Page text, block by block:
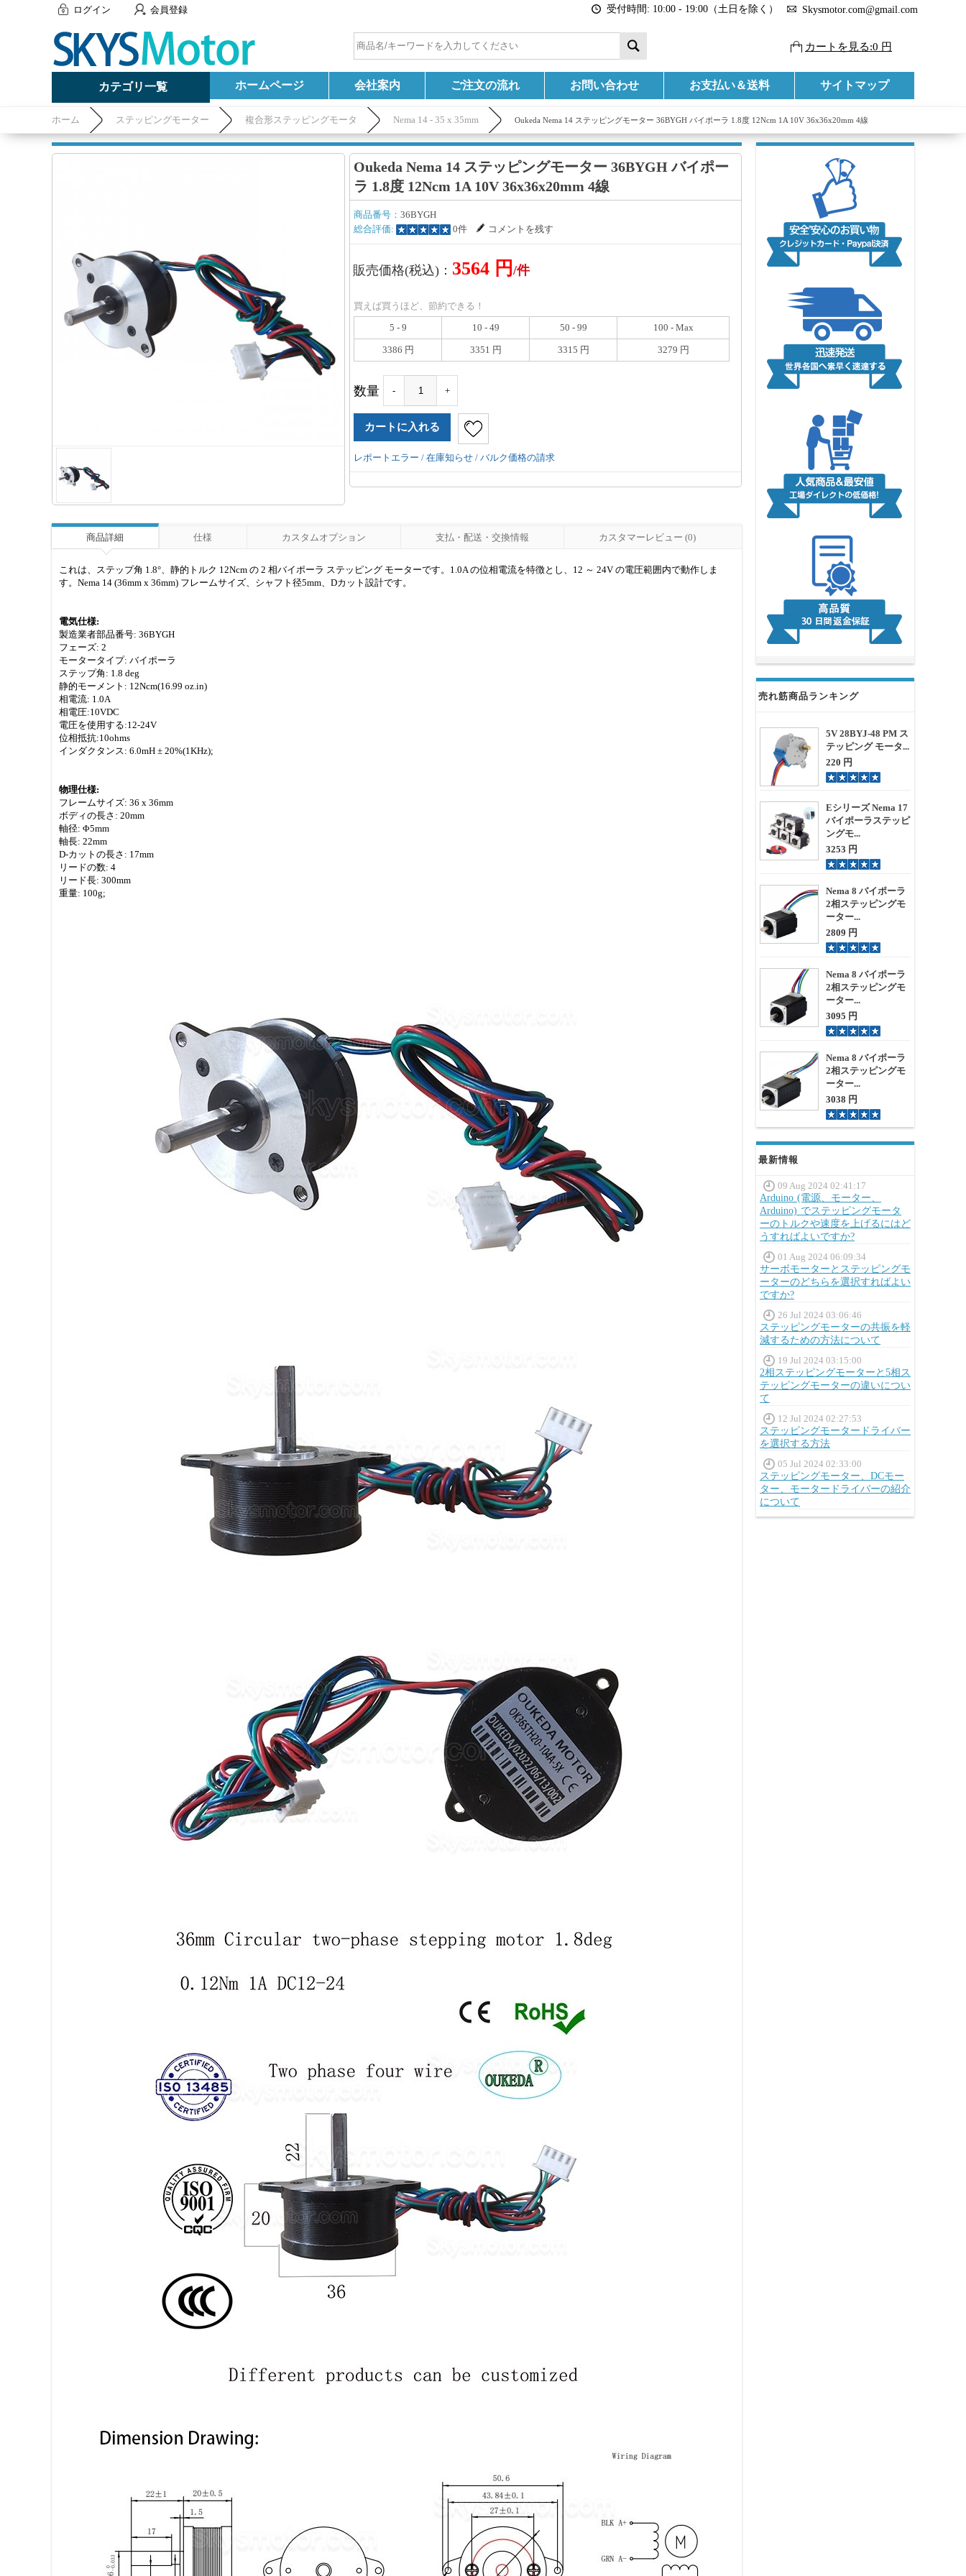
ログイン 会員登録 受付時間: 10:00 - 19:00（土日を除く） Skysmotor.com@gmail.com
カートを見る:0 円
カテゴリ一覧 ホームページ 会社案内 ご注文の流れ お問い合わせ お支払い＆送料 サイトマップ
ホーム ステッピングモーター 複合形ステッピングモータ Nema 14 - 35 x 35mm Oukeda Nema 14 ステッピングモーター 36BYGH バイポーラ 1.8度 12Ncm 1A 10V 36x36x20mm 4線
売れ筋商品ランキング
5V 28BYJ-48 PM ス
テッピング モータ...
220 円
Eシリーズ Nema 17
バイポーラステッピ
ングモ...
3253 円
Nema 8 バイポーラ
2相ステッピングモ
ーター...
2809 円
Nema 8 バイポーラ
2相ステッピングモ
ーター...
3095 円
Nema 8 バイポーラ
2相ステッピングモ
ーター...
3038 円
最新情報
09 Aug 2024 02:41:17
Arduino (電源、モーター、
Arduino) でステッピングモータ
ーのトルクや速度を上げるにはど
うすればよいですか?
01 Aug 2024 06:09:34
サーボモーターとステッピングモ
ーターのどちらを選択すればよい
ですか?
26 Jul 2024 03:06:46
ステッピングモーターの共振を軽
減するための方法について
19 Jul 2024 03:15:00
2相ステッピングモーターと5相ス
テッピングモーターの違いについ
て
12 Jul 2024 02:27:53
ステッピングモータードライバー
を選択する方法
05 Jul 2024 02:33:00
ステッピングモーター、DCモー
ター、モータードライバーの紹介
について
Oukeda Nema 14 ステッピングモーター 36BYGH バイポー
ラ 1.8度 12Ncm 1A 10V 36x36x20mm 4線
商品番号： 36BYGH
総合評価:
0件 コメントを残す
販売価格(税込)： 3564 円 /件
買えば買うほど、節約できる！
5 - 9
10 - 49 50 - 99 100 - Max
3386 円 3351 円 3315 円 3279 円
数量 - +
レポートエラー / 在庫知らせ / バルク価格の請求
商品詳細 仕様 カスタムオプション 支払・配送・交換情報 カスタマーレビュー (0)
これは、ステップ角 1.8°、静的トルク 12Ncm の 2 相バイポーラ ステッピング モーターです。1.0A の位相電流を特徴とし、12 ～ 24V の電圧範囲内で動作しま
す。Nema 14 (36mm x 36mm) フレームサイズ、シャフト径5mm、Dカット設計です。
電気仕様:
製造業者部品番号: 36BYGH
フェーズ: 2
モータータイプ: バイポーラ
ステップ角: 1.8 deg
静的モーメント: 12Ncm(16.99 oz.in)
相電流: 1.0A
相電圧:10VDC
電圧を使用する:12-24V
位相抵抗:10ohms
インダクタンス: 6.0mH ± 20%(1KHz);
物理仕様:
フレームサイズ: 36 x 36mm
ボディの長さ: 20mm
軸径: Φ5mm
軸長: 22mm
D-カットの長さ: 17mm
リードの数: 4
リード長: 300mm
重量: 100g;